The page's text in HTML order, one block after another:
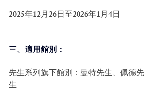
2025年12月26日至2026年1月4日
三、適用館別：
先生系列旗下館別：曼特先生、佩德先
生